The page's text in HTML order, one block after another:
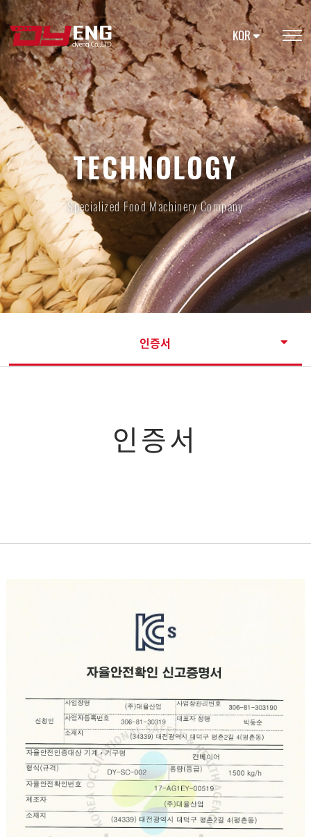
KOR
TECHNOLOGY
Specialized Food Machinery Company
인증서
인증서